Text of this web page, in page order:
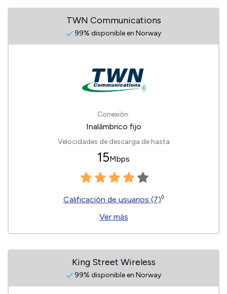
TWN Communications
99% disponible en Norway
Conexión:
Inalámbrico fijo
Velocidades de descarga de hasta
15Mbps
Calificación de usuarios (7)◊
Ver más
King Street Wireless
99% disponible en Norway